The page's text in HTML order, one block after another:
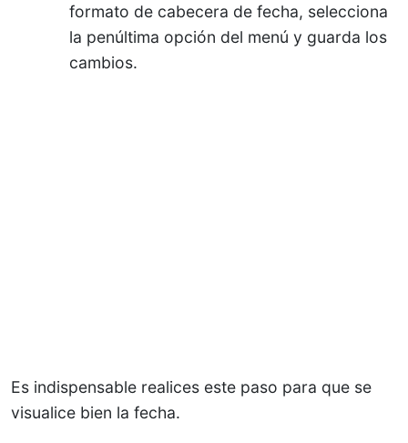
formato de cabecera de fecha, selecciona
la penúltima opción del menú y guarda los
cambios.
Es indispensable realices este paso para que se
visualice bien la fecha.